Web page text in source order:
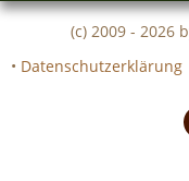
(c) 2009 - 2026
• Datenschutzerklärung